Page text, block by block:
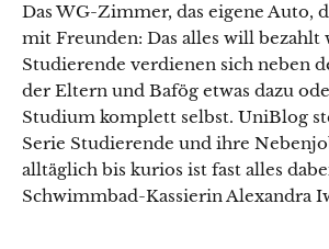
Das WG-Zimmer, das eigene Auto,
mit Freunden: Das alles will bezahlt
Studierende verdienen sich neben
der Eltern und Bafög etwas dazu
Studium komplett selbst. UniBlog
Serie Studierende und ihre
alltäglich bis kurios ist fast alles
Schwimmbad-Kassierin Alexandra